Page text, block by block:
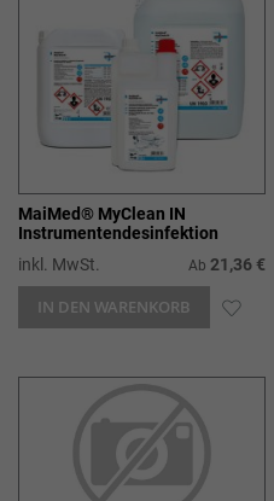
MaiMed® MyClean IN
Instrumentendesinfektion
inkl. MwSt.
Ab 21,36 €
IN DEN WARENKORB ZUR